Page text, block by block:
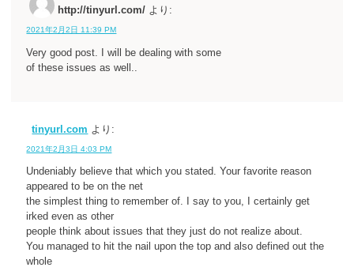
http://tinyurl.com/ より:
2021年2月2日 11:39 PM
Very good post. I will be dealing with some
of these issues as well..
tinyurl.com より:
2021年2月3日 4:03 PM
Undeniably believe that which you stated. Your favorite reason
appeared to be on the net
the simplest thing to remember of. I say to you, I certainly get
irked even as other
people think about issues that they just do not realize about.
You managed to hit the nail upon the top and also defined out the
whole